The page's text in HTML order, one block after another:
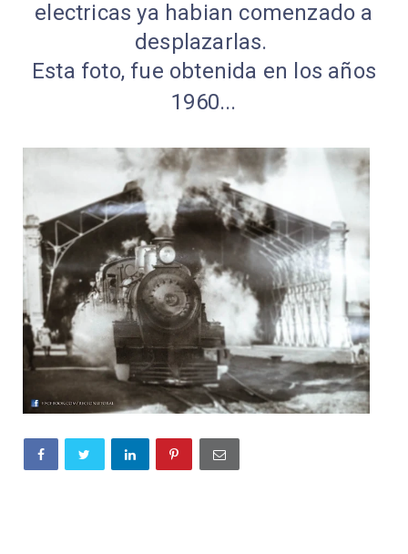
electricas ya habian comenzado a
desplazarlas.
Esta foto, fue obtenida en los años
1960...